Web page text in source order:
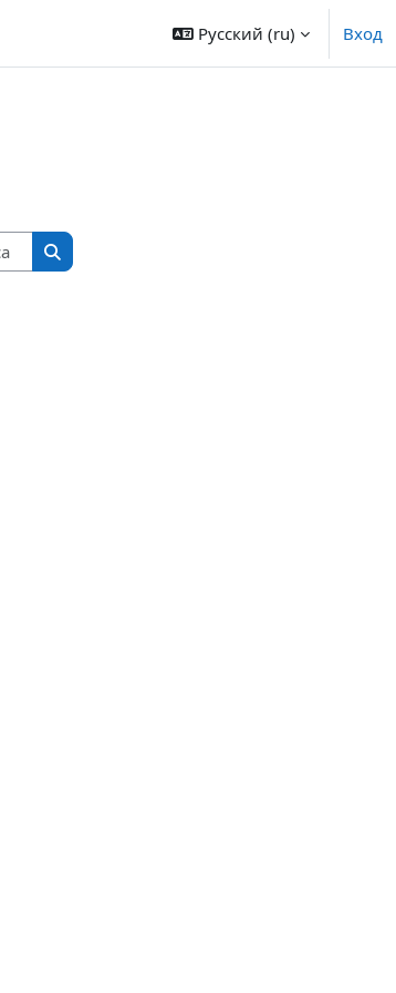
Русский ‎(ru)‎ Вход
Поиск курса
Поиск курса